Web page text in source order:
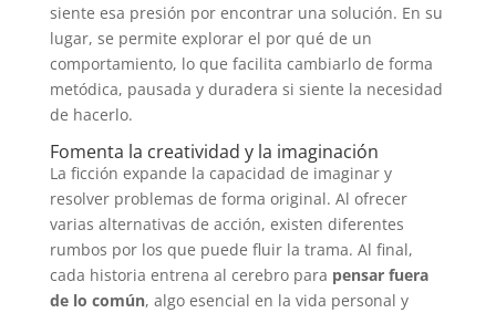
siente esa presión por encontrar una solución. En su
lugar, se permite explorar el por qué de un
comportamiento, lo que facilita cambiarlo de forma
metódica, pausada y duradera si siente la necesidad
de hacerlo.
Fomenta la creatividad y la imaginación
La ficción expande la capacidad de imaginar y
resolver problemas de forma original. Al ofrecer
varias alternativas de acción, existen diferentes
rumbos por los que puede fluir la trama. Al final,
cada historia entrena al cerebro para pensar fuera
de lo común, algo esencial en la vida personal y